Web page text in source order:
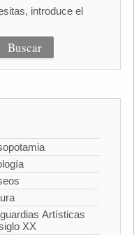
introduce el
Artísticas
XX